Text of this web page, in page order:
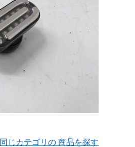
同じカテゴリの 商品を探す